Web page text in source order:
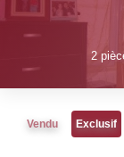
2
Vendu Exclusif